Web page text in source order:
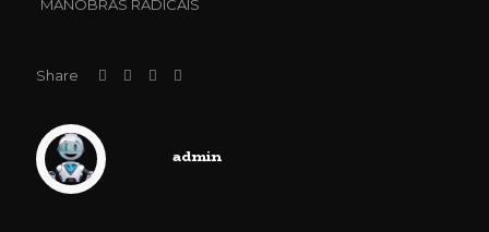
MANOBRAS RADICAIS
Share
admin